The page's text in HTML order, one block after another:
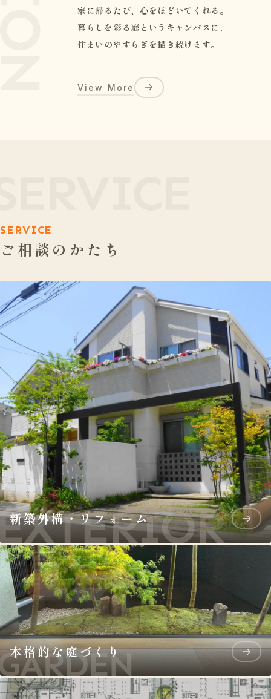
家に帰るたび、心をほどいてくれる。
暮らしを彩る庭というキャンパスに、
住まいのやすらぎを描き続けます。
View More
SERVICE
ご相談のかたち
新築外構・リフォーム
本格的な庭づくり